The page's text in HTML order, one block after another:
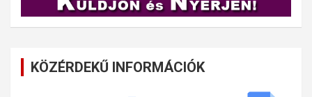
KÖZÉRDEKŰ INFORMÁCIÓK